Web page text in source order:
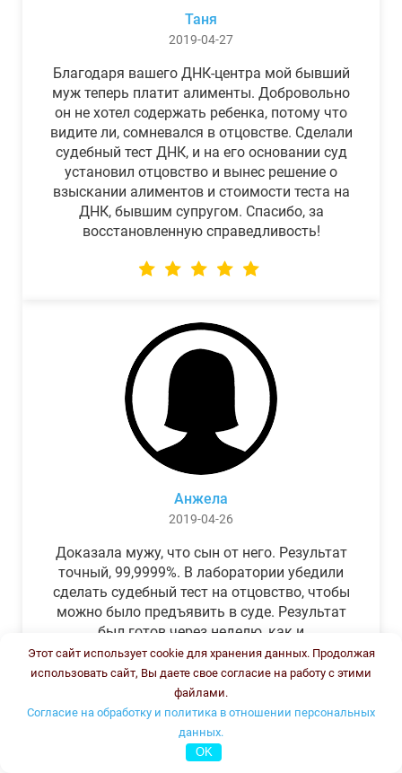
Таня
2019-04-27
Благодаря вашего ДНК-центра мой бывший
муж теперь платит алименты. Добровольно
он не хотел содержать ребенка, потому что
видите ли, сомневался в отцовстве. Сделали
судебный тест ДНК, и на его основании суд
установил отцовство и вынес решение о
взыскании алиментов и стоимости теста на
ДНК, бывшим супругом. Спасибо, за
восстановленную справедливость!
Анжела
2019-04-26
Доказала мужу, что сын от него. Результат
точный, 99,9999%. В лаборатории убедили
сделать судебный тест на отцовство, чтобы
можно было предъявить в суде. Результат
был готов через неделю, как и
обещали.Теперь муж бегает и извиняется.
Этот сайт использует cookie для хранения данных. Продолжая
использовать сайт, Вы даете свое согласие на работу с этими
файлами.
Согласие на обработку и политика в отношении персональных
данных.
OK